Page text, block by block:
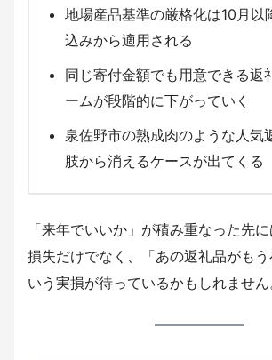
地場産品基準の厳格化は10月以
込みから適用される
同じ寄付金額でも用意できる返
ームが段階的に下がっていく
泉佐野市の熟成肉のような人気
肢から消えるケースが出てくる
「来年でいいか」が積み重なった先
損失だけでなく、「あの返礼品がも
いう実損が待っているかもしれません